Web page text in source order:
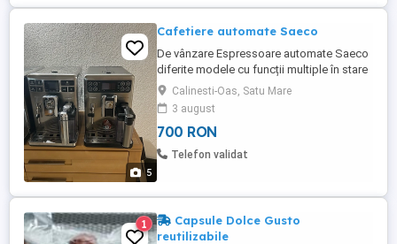
5
Cafetiere automate Saeco
De vânzare Espressoare automate Saeco
diferite modele cu funcții multiple în stare
foarte bună de funcționare. Pentru detalii
lăsați mesaj sau sunați la numărul de
telefon. Doar ridicare personală, nu trimit
prin curier
Calinesti-Oas, Satu Mare
3 august
700 RON
Telefon validat
1
Capsule Dolce Gusto
reutilizabile